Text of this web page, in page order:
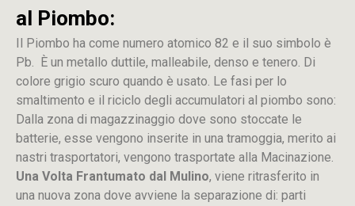
al Piombo:
Il Piombo ha come numero atomico 82 e il suo simbolo è
Pb. È un metallo duttile, malleabile, denso e tenero. Di
colore grigio scuro quando è usato. Le fasi per lo
smaltimento e il riciclo degli accumulatori al piombo sono:
Dalla zona di magazzinaggio dove sono stoccate le
batterie, esse vengono inserite in una tramoggia, merito ai
nastri trasportatori, vengono trasportate alla Macinazione.
Una Volta Frantumato dal Mulino, viene ritrasferito in
una nuova zona dove avviene la separazione di: parti